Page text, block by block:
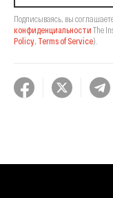
Подписываясь, вы
конфиденциальности The
Policy, Terms of Service).